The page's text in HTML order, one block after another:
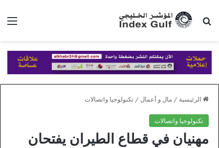
بحث عن
الرئيسية / مال و أعمال / تكنولوجيا واتصالات
تكنولوجيا واتصالات
مهنيان في قطاع الطيران يفتحان